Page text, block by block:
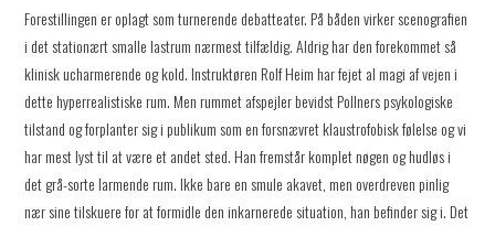
Forestillingen er oplagt som turnerende debatteater. På båden virker scenografien
i det stationært smalle lastrum nærmest tilfældig. Aldrig har den forekommet så
klinisk ucharmerende og kold. Instruktøren Rolf Heim har fejet al magi af vejen i
dette hyperrealistiske rum. Men rummet afspejler bevidst Pollners psykologiske
tilstand og forplanter sig i publikum som en forsnævret klaustrofobisk følelse og vi
har mest lyst til at være et andet sted. Han fremstår komplet nøgen og hudløs i
det grå-sorte larmende rum. Ikke bare en smule akavet, men overdreven pinlig
nær sine tilskuere for at formidle den inkarnerede situation, han befinder sig i. Det